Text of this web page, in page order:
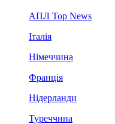
АПЛ Top News
Італія
Німеччина
Франція
Нідерланди
Туреччина